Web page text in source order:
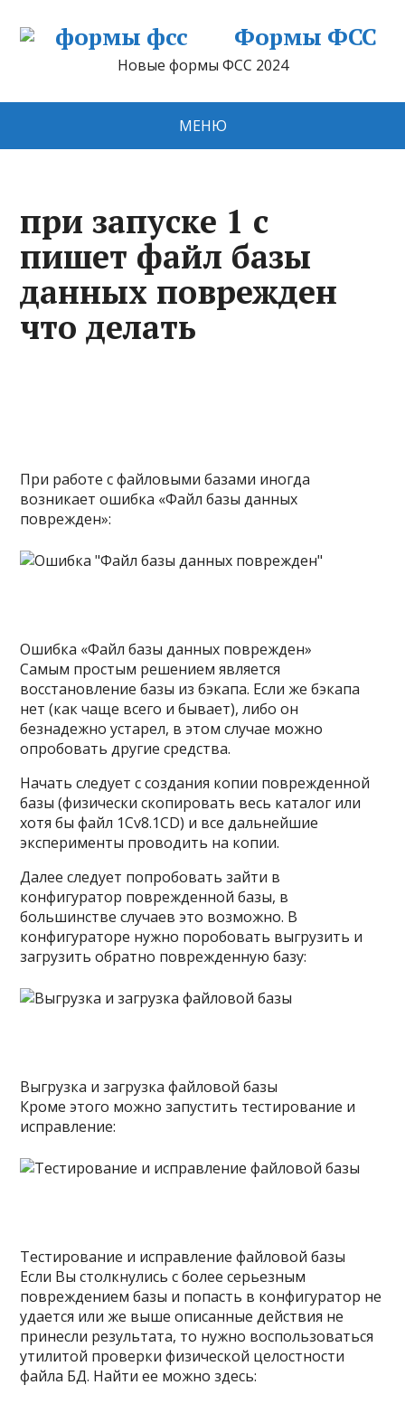
Формы ФСС
Новые формы ФСС 2024
МЕНЮ
при запуске 1 с
пишет файл базы
данных поврежден
что делать
При работе с файловыми базами иногда
возникает ошибка «Файл базы данных
поврежден»:
Ошибка «Файл базы данных поврежден»
Самым простым решением является
восстановление базы из бэкапа. Если же бэкапа
нет (как чаще всего и бывает), либо он
безнадежно устарел, в этом случае можно
опробовать другие средства.
Начать следует с создания копии поврежденной
базы (физически скопировать весь каталог или
хотя бы файл 1Cv8.1CD) и все дальнейшие
эксперименты проводить на копии.
Далее следует попробовать зайти в
конфигуратор поврежденной базы, в
большинстве случаев это возможно. В
конфигураторе нужно поробовать выгрузить и
загрузить обратно поврежденную базу:
Выгрузка и загрузка файловой базы
Кроме этого можно запустить тестирование и
исправление:
Тестирование и исправление файловой базы
Если Вы столкнулись с более серьезным
повреждением базы и попасть в конфигуратор не
удается или же выше описанные действия не
принесли результата, то нужно воспользоваться
утилитой проверки физической целостности
файла БД. Найти ее можно здесь: